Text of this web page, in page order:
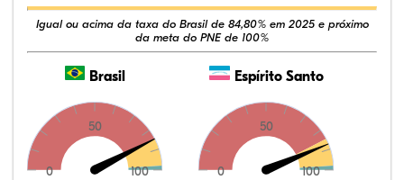
Igual ou acima da taxa do Brasil de 84,80% em 2025 e próximo
da meta do PNE de 100%
Brasil
0
50
100
Espírito Santo
0
50
100